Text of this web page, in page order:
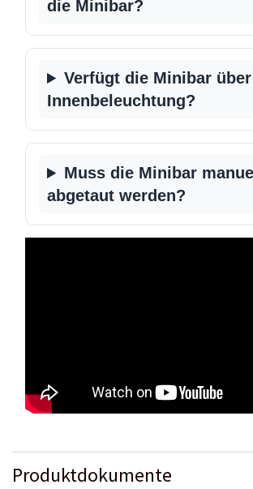
die Minibar?
Verfügt die Minibar über
Innenbeleuchtung?
Muss die Minibar
abgetaut werden?
Produktdokumente